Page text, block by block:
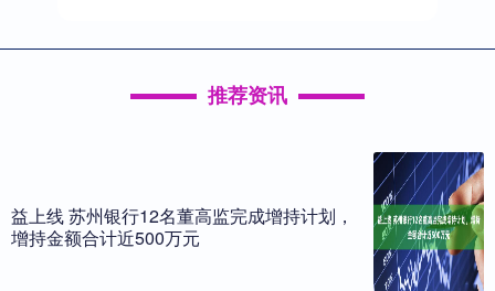
推荐资讯
益上线 苏州银行12名董高监完成增持计划，
增持金额合计近500万元